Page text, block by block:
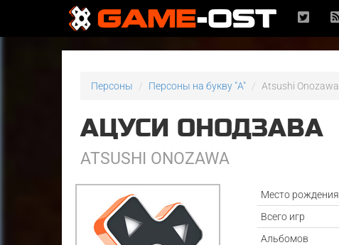
Персоны Персоны на букву "A" Atsushi Onozawa
АЦУСИ ОНОДЗАВА
ATSUSHI ONOZAWA
Место рождения
Всего игр
Альбомов